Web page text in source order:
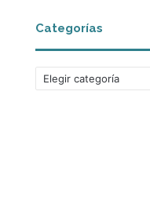
Categorías
Categorías